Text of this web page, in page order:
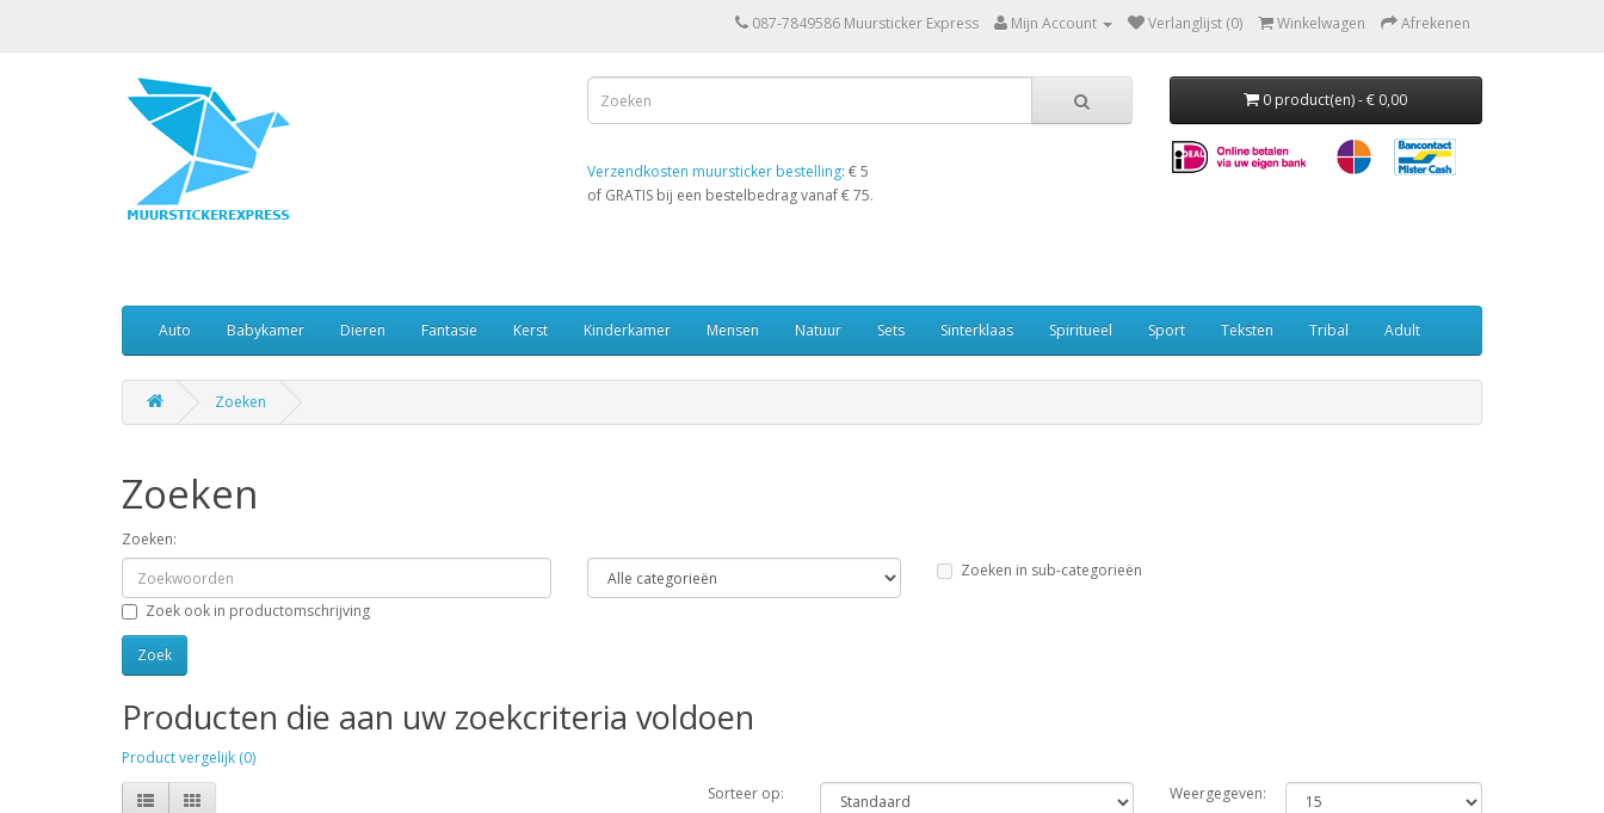
087-7849586 Muursticker Express Mijn Account Verlanglijst (0) Winkelwagen Afrekenen
Verzendkosten muursticker bestelling: € 5
of GRATIS bij een bestelbedrag vanaf € 75.
0 product(en) - € 0,00
Auto Babykamer Dieren Fantasie Kerst Kinderkamer Mensen Natuur Sets Sinterklaas Spiritueel Sport Teksten Tribal Adult
Zoeken
Zoeken
Zoeken:
Zoeken in sub-categorieën
Zoek ook in productomschrijving
Producten die aan uw zoekcriteria voldoen
Product vergelijk (0)
Sorteer op:
Weergegeven: